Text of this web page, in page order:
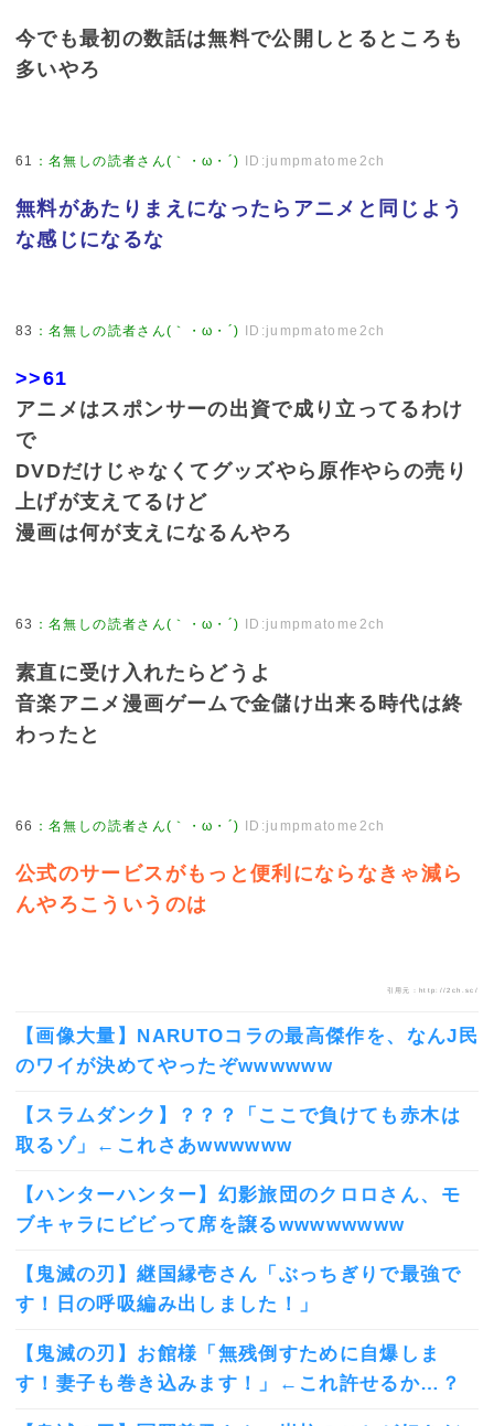
今でも最初の数話は無料で公開しとるところも
多いやろ
61 ：名無しの読者さん(｀・ω・´) ID:jumpmatome2ch
無料があたりまえになったらアニメと同じよう
な感じになるな
83 ：名無しの読者さん(｀・ω・´) ID:jumpmatome2ch
>>61
アニメはスポンサーの出資で成り立ってるわけ
で
DVDだけじゃなくてグッズやら原作やらの売り
上げが支えてるけど
漫画は何が支えになるんやろ
63 ：名無しの読者さん(｀・ω・´) ID:jumpmatome2ch
素直に受け入れたらどうよ
音楽アニメ漫画ゲームで金儲け出来る時代は終
わったと
66 ：名無しの読者さん(｀・ω・´) ID:jumpmatome2ch
公式のサービスがもっと便利にならなきゃ減ら
んやろこういうのは
引用元：http://2ch.sc/
【画像大量】NARUTOコラの最高傑作を、なんJ民
のワイが決めてやったぞwwwwww
【スラムダンク】？？？「ここで負けても赤木は
取るゾ」←これさあwwwwww
【ハンターハンター】幻影旅団のクロロさん、モ
ブキャラにビビって席を譲るwwwwwwww
【鬼滅の刃】継国縁壱さん「ぶっちぎりで最強で
す！日の呼吸編み出しました！」
【鬼滅の刃】お館様「無残倒すために自爆しま
す！妻子も巻き込みます！」←これ許せるか…？